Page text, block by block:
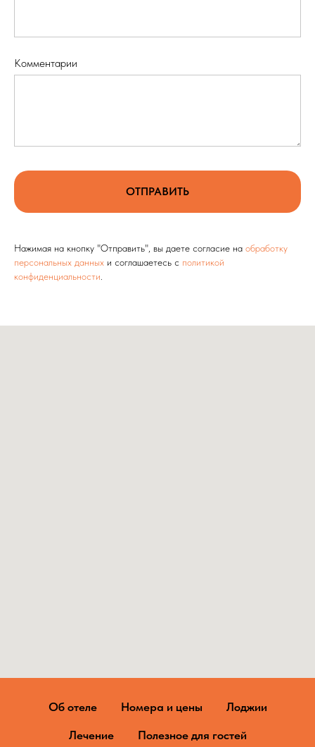
Комментарии
ОТПРАВИТЬ
Нажимая на кнопку "Отправить", вы даете согласие на обработку
персональных данных и соглашаетесь c политикой
конфиденциальности
Об отеле Номера и цены
Лоджии
Лечение
Полезное для гостей